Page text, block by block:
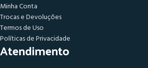
Minha Conta
Trocas e Devoluções
Termos de Uso
Políticas de Privacidade
Atendimento